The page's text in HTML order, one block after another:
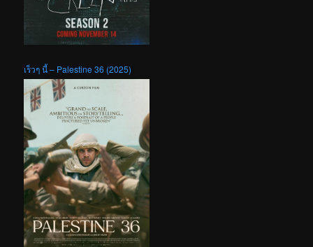
เร็วๆ นี้ – Palestine 36 (2025)